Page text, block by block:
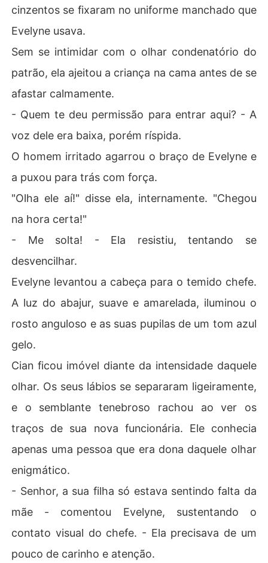
cinzentos se fixaram no uniforme manchado que
Evelyne usava.
Sem se intimidar com o olhar condenatório do
patrão, ela ajeitou a criança na cama antes de se
afastar calmamente.
- Quem te deu permissão para entrar aqui? - A
voz dele era baixa, porém ríspida.
O homem irritado agarrou o braço de Evelyne e
a puxou para trás com força.
"Olha ele aí!" disse ela, internamente. "Chegou
na hora certa!"
- Me solta! - Ela resistiu, tentando se
desvencilhar.
Evelyne levantou a cabeça para o temido chefe.
A luz do abajur, suave e amarelada, iluminou o
rosto anguloso e as suas pupilas de um tom azul
gelo.
Cian ficou imóvel diante da intensidade daquele
olhar. Os seus lábios se separaram ligeiramente,
e o semblante tenebroso rachou ao ver os
traços de sua nova funcionária. Ele conhecia
apenas uma pessoa que era dona daquele olhar
enigmático.
- Senhor, a sua filha só estava sentindo falta da
mãe - comentou Evelyne, sustentando o
contato visual do chefe. - Ela precisava de um
pouco de carinho e atenção.